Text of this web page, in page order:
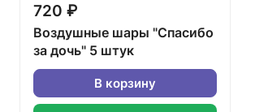
720 ₽
Воздушные шары "Спасибо
за дочь" 5 штук
В корзину